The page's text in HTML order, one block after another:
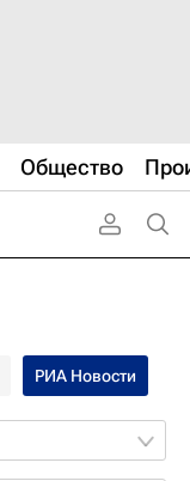
Общество
РИА Новости